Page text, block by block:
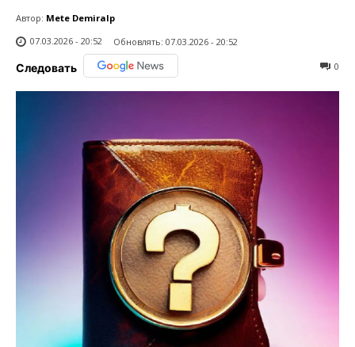
Автор: Mete Demiralp
07.03.2026 - 20:52
Обновлять: 07.03.2026 - 20:52
Следовать 0